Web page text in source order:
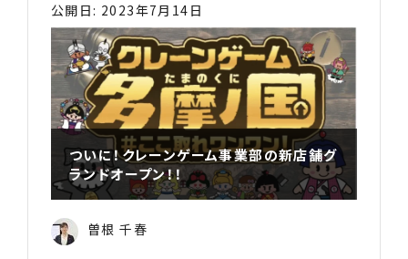
公開日: 2023年7月14日
ついに！クレーンゲーム事業部の新店舗グ
ランドオープン！！
曽根 千春